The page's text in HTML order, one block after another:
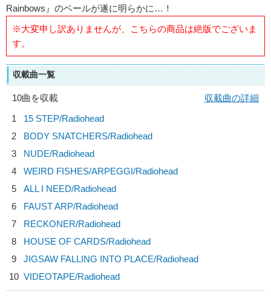
Rainbows』のベールが遂に明らかに…！
※大変申し訳ありませんが、こちらの商品は絶版でございま
す。
収載曲一覧
10曲を収載
収載曲の詳細
1
15 STEP/Radiohead
2
BODY SNATCHERS/Radiohead
3
NUDE/Radiohead
4
WEIRD FISHES/ARPEGGI/Radiohead
5
ALL I NEED/Radiohead
6
FAUST ARP/Radiohead
7
RECKONER/Radiohead
8
HOUSE OF CARDS/Radiohead
9
JIGSAW FALLING INTO PLACE/Radiohead
10 VIDEOTAPE/Radiohead